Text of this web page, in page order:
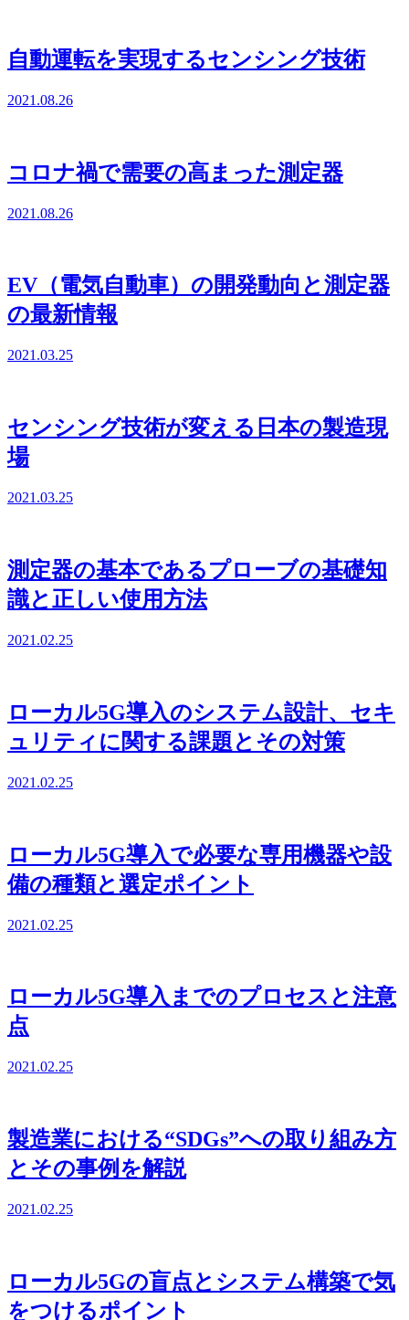
自動運転を実現するセンシング技術
2021.08.26
コロナ禍で需要の高まった測定器
2021.08.26
EV（電気自動車）の開発動向と測定器
の最新情報
2021.03.25
センシング技術が変える日本の製造現
場
2021.03.25
測定器の基本であるプローブの基礎知
識と正しい使用方法
2021.02.25
ローカル5G導入のシステム設計、セキ
ュリティに関する課題とその対策
2021.02.25
ローカル5G導入で必要な専用機器や設
備の種類と選定ポイント
2021.02.25
ローカル5G導入までのプロセスと注意
点
2021.02.25
製造業における“SDGs”への取り組み方
とその事例を解説
2021.02.25
ローカル5Gの盲点とシステム構築で気
をつけるポイント